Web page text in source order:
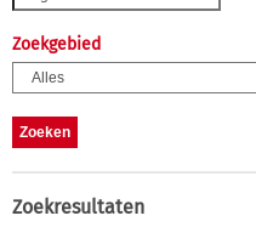
Zoekgebied
Zoekresultaten